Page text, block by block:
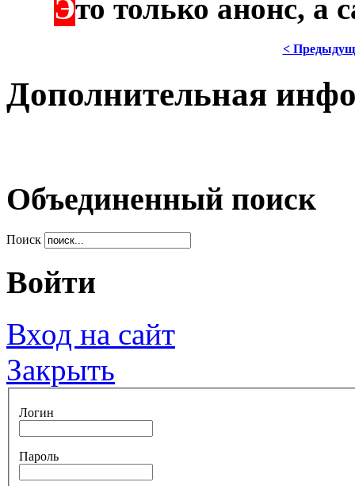
Это только анонс, а
<
Дополнительная
Объединенный поиск
Поиск
Войти
Вход на сайт
Закрыть
Логин
Пароль